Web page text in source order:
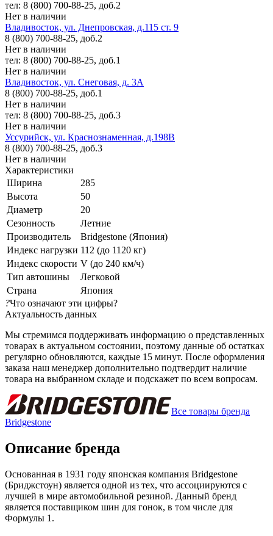
тел: 8 (800) 700-88-25, доб.2
Нет в наличии
Владивосток, ул. Днепровская, д.115 ст. 9
8 (800) 700-88-25, доб.2
Нет в наличии
тел: 8 (800) 700-88-25, доб.1
Нет в наличии
Владивосток, ул. Снеговая, д. 3А
8 (800) 700-88-25, доб.1
Нет в наличии
тел: 8 (800) 700-88-25, доб.3
Нет в наличии
Уссурийск, ул. Краснознаменная, д.198В
8 (800) 700-88-25, доб.3
Нет в наличии
Характеристики
Ширина
285
Высота
50
Диаметр
20
Сезонность
Летние
Производитель
Bridgestone (Япония)
Индекс нагрузки 112 (до 1120 кг)
Индекс скорости V (до 240 км/ч)
Тип автошины
Легковой
Страна
Япония
?Что означают эти цифры?
Актуальность данных
Мы стремимся поддерживать информацию о представленных
товарах в актуальном состоянии, поэтому данные об остатках
регулярно обновляются, каждые 15 минут. После оформления
заказа наш менеджер дополнительно подтвердит наличие
товара на выбранном складе и подскажет по всем вопросам.
Все товары бренда
Bridgestone
Описание бренда
Основанная в 1931 году японская компания Bridgestone
(Бриджстоун) является одной из тех, что ассоциируются с
лучшей в мире автомобильной резиной. Данный бренд
является поставщиком шин для гонок, в том числе для
Формулы 1.